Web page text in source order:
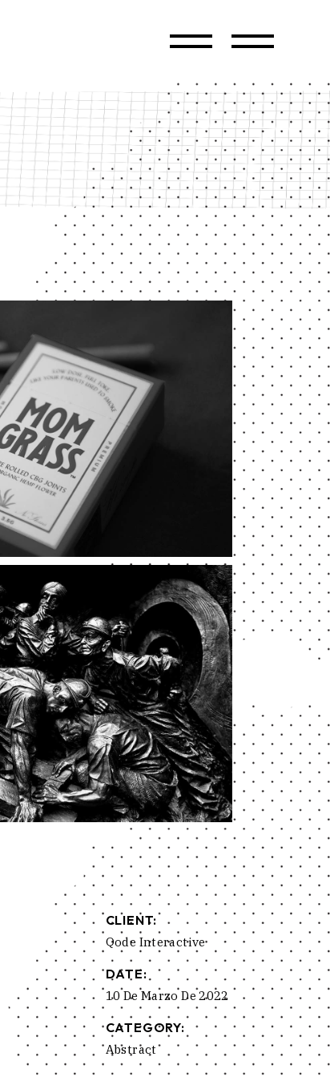
CLIENT:
Qode Interactive
DATE:
10 De Marzo De 2022
CATEGORY:
Abstract